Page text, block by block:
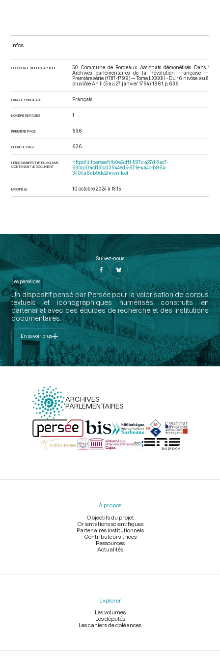
Infos
RÉFÉRENCE BIBLIOGRAPHIQUE
50. Commune de Bordeaux. Assignats démonétisés. Dans :
Archives parlementaires de la Révolution Française —
Première série (1787-1799) — Tome LXXXIII - Du 16 nivôse au 8
pluviôse An II (5 au 27 janvier 1794) . 1961. p. 636.
LANGUE PRINCIPALE Français
NOMBRE DE PAGES 1
PREMIÈRE PAGE 636
DERNIÈRE PAGE 636
URI DU MANIFEST IIIF DU VOLUME
CONTENANT LE DOCUMENT
https://iiif.persee.fr/b0e2cf11-597c-427d-8ac7-
68bcc0acf13b/d3944ed5-671e-4a4c-b964-
3404a6ab9de2/manifest
MODIFIÉ LE 10 octobre 2024 à 18:15
Suivez-nous
Les perséides
Un dispositif pensé par Persée pour la valorisation de corpus
textuels et iconographiques numérisés construits en
partenariat avec des équipes de recherche et des institutions
documentaires.
En savoir plus
ARCHIVES
PARLEMENTAIRES
Menu
À propos
Objectifs du projet
Orientations scientifiques
Partenaires institutionnels
Contributeurs-trices
Ressources
Actualités
Explorer
Les volumes
Les députés
Les cahiers de doléances